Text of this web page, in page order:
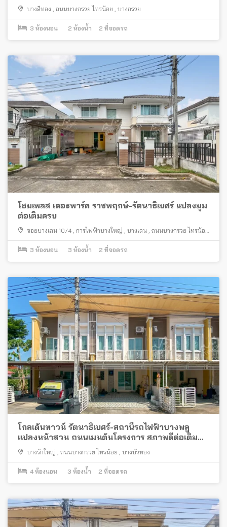
บางสีทอง , ถนนบางกรวย ไทรน้อย , บางกรวย
3 ห้องนอน 2 ห้องน้ำ 2 ที่จอดรถ
โฮมเพลส เดอะพาร์ค ราชพฤกษ์-รัตนาธิเบศร์ แปลงมุม
ต่อเติมครบ
ซอยบางเลน 10/4 , การไฟฟ้าบางใหญ่ , บางเลน , ถนนบางกรวย ไทรน้อย
, บางใหญ่
3 ห้องนอน 3 ห้องน้ำ 2 ที่จอดรถ
โกลเด้นทาวน์ รัตนาธิเบศร์-สถานีรถไฟฟ้าบางพลู
แปลงหน้าสวน ถนนเมนต้นโครงการ สภาพดีต่อเติม
ครบบางรักใหญ่ , ถนนบางกรวย ไทรน้อย , บางบัวทอง
4 ห้องนอน 3 ห้องน้ำ 2 ที่จอดรถ